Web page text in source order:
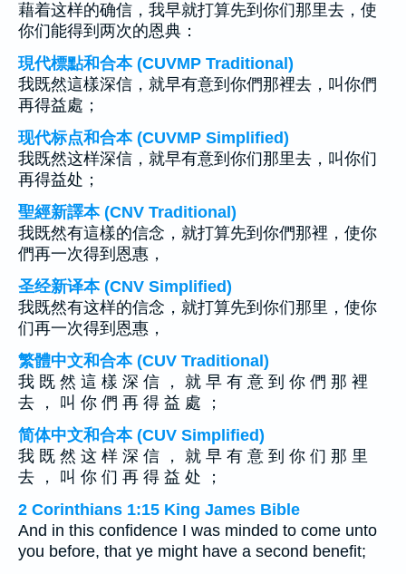
藉着这样的确信，我早就打算先到你们那里去，使
你们能得到两次的恩典：
現代標點和合本 (CUVMP Traditional)
我既然這樣深信，就早有意到你們那裡去，叫你們
再得益處；
现代标点和合本 (CUVMP Simplified)
我既然这样深信，就早有意到你们那里去，叫你们
再得益处；
聖經新譯本 (CNV Traditional)
我既然有這樣的信念，就打算先到你們那裡，使你
們再一次得到恩惠，
圣经新译本 (CNV Simplified)
我既然有这样的信念，就打算先到你们那里，使你
们再一次得到恩惠，
繁體中文和合本 (CUV Traditional)
我 既 然 這 樣 深 信 ， 就 早 有 意 到 你 們 那 裡
去 ， 叫 你 們 再 得 益 處 ；
简体中文和合本 (CUV Simplified)
我 既 然 这 样 深 信 ， 就 早 有 意 到 你 们 那 里
去 ， 叫 你 们 再 得 益 处 ；
2 Corinthians 1:15 King James Bible
And in this confidence I was minded to come unto
you before, that ye might have a second benefit;